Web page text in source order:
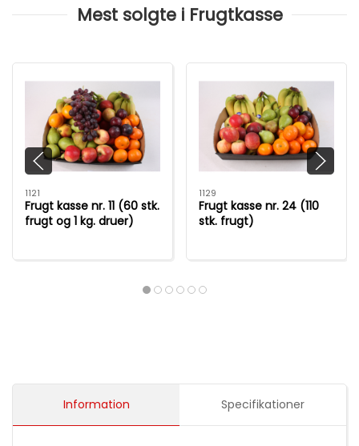
Mest solgte i Frugtkasse
1121
Frugt kasse nr. 11 (60 stk.
frugt og 1 kg. druer)
1129
Frugt kasse nr. 24 (110
stk. frugt)
Information Specifikationer